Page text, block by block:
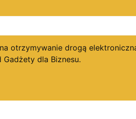
otrzymywanie drogą
dla Biznesu.